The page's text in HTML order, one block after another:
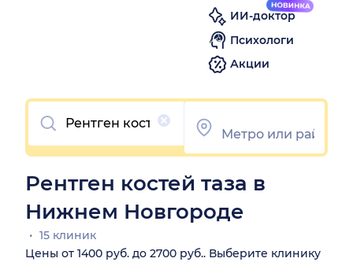
ИИ-доктор
Психологи
Акции
Очистить
Рентген костей таза в
Нижнем Новгороде
15 клиник
Цены от 1400 руб. до 2700 руб.. Выберите клинику